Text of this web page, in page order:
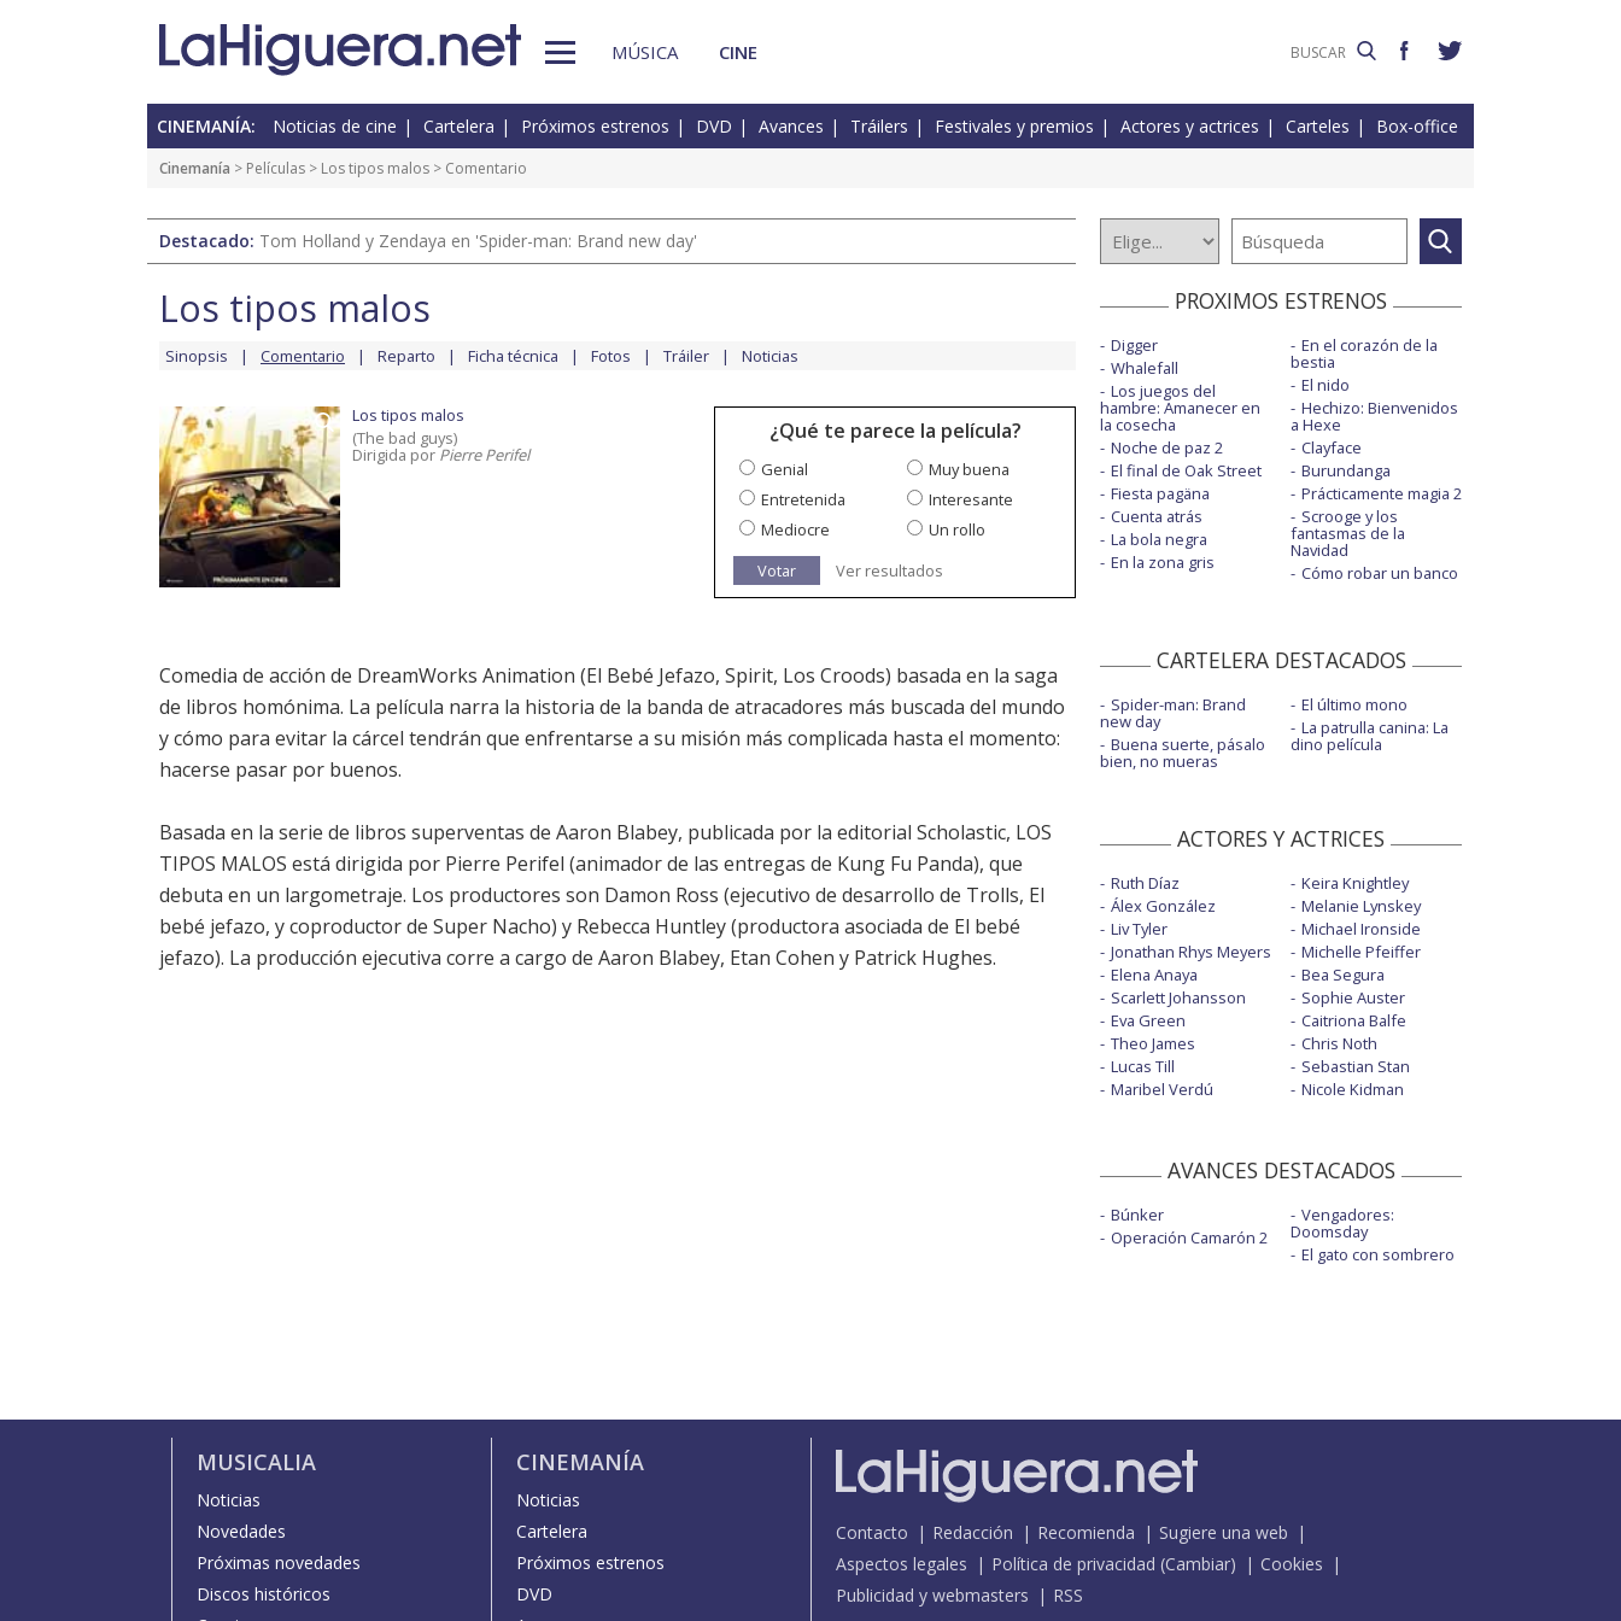
MÚSICA CINE
CINEMANÍA: Noticias de cine Cartelera Próximos estrenos DVD Avances Tráilers Festivales y premios Actores y actrices Carteles Box-office
Cinemanía > Películas > Los tipos malos > Comentario
Destacado: Tom Holland y Zendaya en 'Spider-man: Brand new day'
Los tipos malos
Sinopsis Comentario Reparto Ficha técnica Fotos Tráiler Noticias
Los tipos malos
(The bad guys)
Dirigida porPierre Perifel
¿Qué te parece la película?
Genial
Muy buena
Entretenida
Interesante
Mediocre
Un rollo
Votar
Ver resultados
Comedia de acción de DreamWorks Animation (El Bebé Jefazo, Spirit, Los Croods) basada en la saga
de libros homónima. La película narra la historia de la banda de atracadores más buscada del mundo
y cómo para evitar la cárcel tendrán que enfrentarse a su misión más complicada hasta el momento:
hacerse pasar por buenos.
Basada en la serie de libros superventas de Aaron Blabey, publicada por la editorial Scholastic, LOS
TIPOS MALOS está dirigida por Pierre Perifel (animador de las entregas de Kung Fu Panda), que
debuta en un largometraje. Los productores son Damon Ross (ejecutivo de desarrollo de Trolls, El
bebé jefazo, y coproductor de Super Nacho) y Rebecca Huntley (productora asociada de El bebé
jefazo). La producción ejecutiva corre a cargo de Aaron Blabey, Etan Cohen y Patrick Hughes.
PROXIMOS ESTRENOS
Digger
Whalefall
Los juegos del
hambre: Amanecer en
la cosecha
Noche de paz 2
El final de Oak Street
Fiesta pagäna
Cuenta atrás
La bola negra
En la zona gris
En el corazón de la
bestia
El nido
Hechizo: Bienvenidos
a Hexe
Clayface
Burundanga
Prácticamente magia 2
Scrooge y los
fantasmas de la
Navidad
Cómo robar un banco
CARTELERA DESTACADOS
Spider-man: Brand
new day
Buena suerte, pásalo
bien, no mueras
El último mono
La patrulla canina: La
dino película
ACTORES Y ACTRICES
Ruth Díaz
Álex González
Liv Tyler
Jonathan Rhys Meyers
Elena Anaya
Scarlett Johansson
Eva Green
Theo James
Lucas Till
Maribel Verdú
Keira Knightley
Melanie Lynskey
Michael Ironside
Michelle Pfeiffer
Bea Segura
Sophie Auster
Caitriona Balfe
Chris Noth
Sebastian Stan
Nicole Kidman
AVANCES DESTACADOS
Búnker
Operación Camarón 2
Vengadores:
Doomsday
El gato con sombrero
MUSICALIA
Noticias
Novedades
Próximas novedades
Discos históricos
CINEMANÍA
Noticias
Cartelera
Próximos estrenos
DVD
Contacto Redacción Recomienda
Sugiere una web
Aspectos legales
Política de privacidad (Cambiar)
Cookies
Publicidad y webmasters
RSS